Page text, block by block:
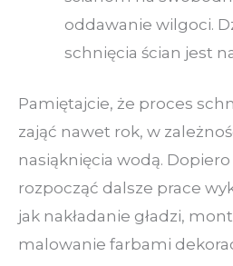
oddawanie wilgoci.
schnięcia ścian jest
Pamiętajcie, że proces
zająć nawet rok, w
nasiąknięcia wodą.
rozpocząć dalsze prace
jak nakładanie gładzi,
malowanie farbami